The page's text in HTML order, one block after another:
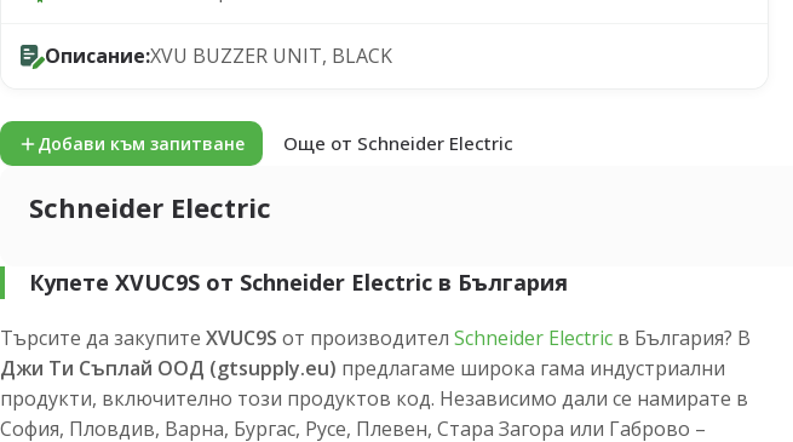
Описание:XVU BUZZER UNIT, BLACK
Добави към запитване Още от Schneider Electric
Schneider Electric
Купете XVUC9S от Schneider Electric в България
Търсите да закупите XVUC9S от производител Schneider Electric в България? В
Джи Ти Съплай ООД (gtsupply.eu) предлагаме широка гама индустриални
продукти, включително този продуктов код. Независимо дали се намирате в
София, Пловдив, Варна, Бургас, Русе, Плевен, Стара Загора или Габрово –